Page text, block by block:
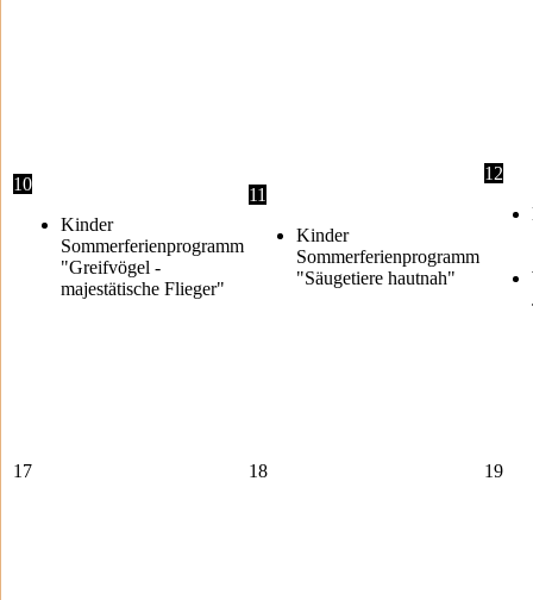
10
Kinder
Sommerferienprogramm
"Greifvögel -
majestätische Flieger"
11
Kinder
Sommerferienprogramm
"Säugetiere hautnah"
12
17 18 19